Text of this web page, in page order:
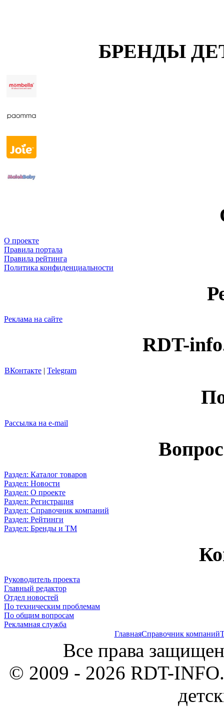
БРЕНДЫ
О проекте
Правила портала
Правила рейтинга
Политика конфиденциальности
Реклама на сайте
RDT-
ВКонтакте | Telegram
Рассылка на e-mail
Раздел: Каталог товаров
Раздел: Новости
Раздел: О проекте
Раздел: Регистрация
Раздел: Справочник компаний
Раздел: Рейтинги
Раздел: Бренды и ТМ
Руководитель проекта
Главный редактор
Отдел новостей
По техническим проблемам
По общим вопросам
Рекламная служба
ГлавнаяСправочник компаний
Все права
© 2009 - 2026 RDT-